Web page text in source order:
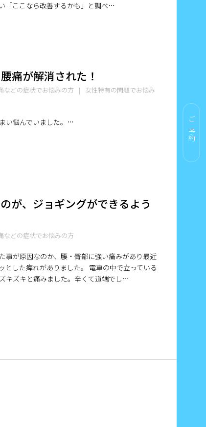
「ここなら改善するかも」と調べ…
痛が解消された！
などの症状でお悩みの方
女性特有の問題でお悩み
い悩んでいました。…
が、ジョギングができるよう
などの症状でお悩みの方
事が原因なのか、腰・臀部に強い痛みがあり最近
とした痺れがありました。 電車の中で立っている
キズキと痛みました。辛くて道端でし…
ご予約